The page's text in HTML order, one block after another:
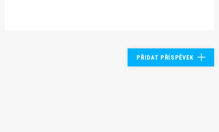
PŘIDAT PŘÍSPĚVEK